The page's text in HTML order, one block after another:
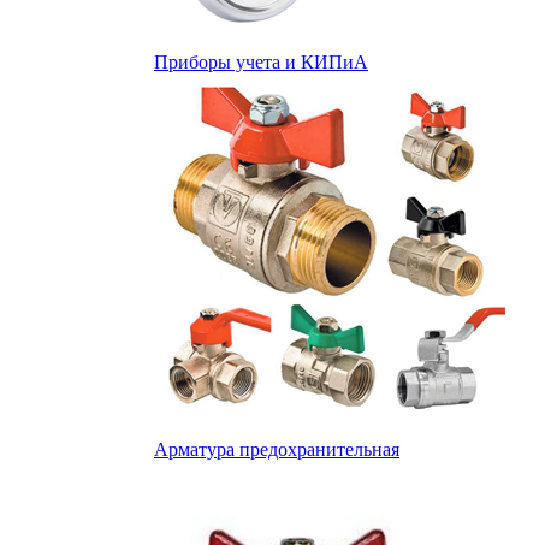
Приборы учета и КИПиА
Арматура предохранительная